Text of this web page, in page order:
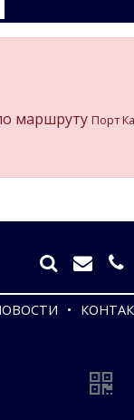
маршруту Порт